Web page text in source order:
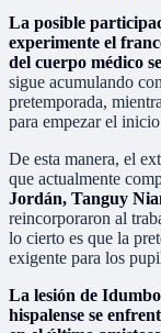
La posible
experimente el
del cuerpo médico
sigue acumulando
pretemporada,
para empezar el
De esta manera, el
que actualmente
Jordán, Tanguy
reincorporaron al
lo cierto es que la
exigente para los
La lesión de
hispalense se